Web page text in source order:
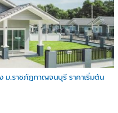
ม.ราชภัฏกาญจนบุรี ราคาเริ่มต้น